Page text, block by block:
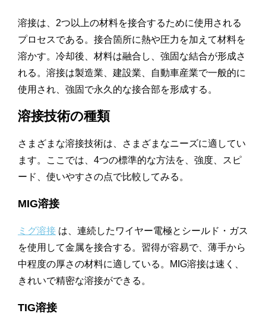
溶接は、2つ以上の材料を接合するために使用される
プロセスである。接合箇所に熱や圧力を加えて材料を
溶かす。冷却後、材料は融合し、強固な結合が形成さ
れる。溶接は製造業、建設業、自動車産業で一般的に
使用され、強固で永久的な接合部を形成する。
溶接技術の種類
さまざまな溶接技術は、さまざまなニーズに適してい
ます。ここでは、4つの標準的な方法を、強度、スピ
ード、使いやすさの点で比較してみる。
MIG溶接
ミグ溶接 は、連続したワイヤー電極とシールド・ガス
を使用して金属を接合する。習得が容易で、薄手から
中程度の厚さの材料に適している。MIG溶接は速く、
きれいで精密な溶接ができる。
TIG溶接